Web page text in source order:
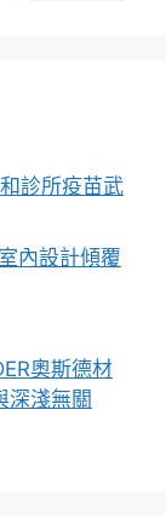
診所疫苗武
內設計傾覆
奧斯德材
深淺無關